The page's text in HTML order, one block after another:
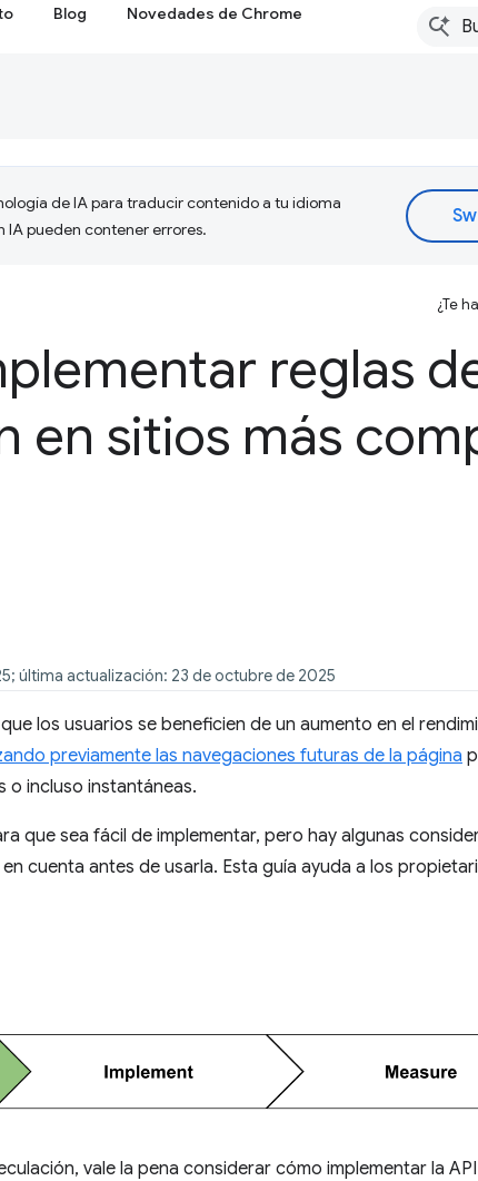
Blog Novedades de Chrome
de IA para traducir contenido a tu idioma
pueden contener errores.
¿Te
reglas
en sitios más
última actualización: 23 de octubre de 2025
los usuarios se beneficien de un aumento en el
previamente las navegaciones futuras de la página
o incluso instantáneas.
que sea fácil de implementar, pero hay algunas
cuenta antes de usarla. Esta guía ayuda a los
vale la pena considerar cómo implementar la